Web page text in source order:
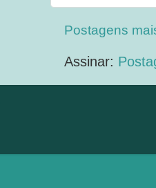
Postagens
Assinar: